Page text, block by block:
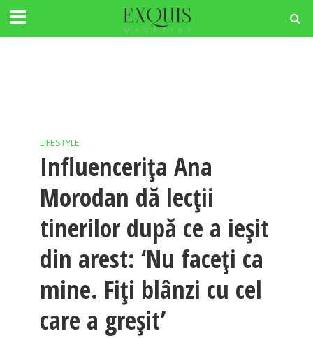
LIFESTYLE
Influencerița Ana
Morodan dă lecții
tinerilor după ce a ieșit
din arest: ‘Nu faceți ca
mine. Fiți blânzi cu cel
care a greșit’